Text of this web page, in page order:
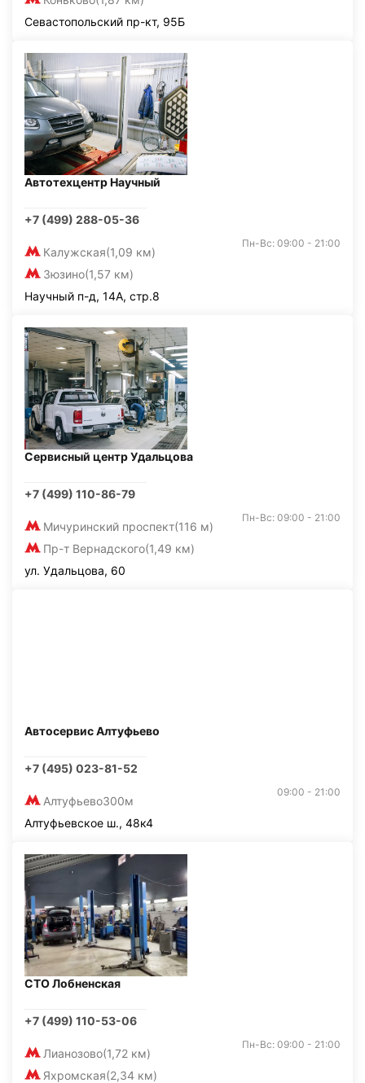
Севастопольский пр-кт, 95Б
Автотехцентр Научный
+7 (499) 288-05-36
Калужская(1,09 км)
Зюзино(1,57 км)
Пн-Вс: 09:00 - 21:00
Научный п-д, 14А, стр.8
Сервисный центр Удальцова
+7 (499) 110-86-79
Мичуринский проспект(116 м)
Пр-т Вернадского(1,49 км)
Пн-Вс: 09:00 - 21:00
ул. Удальцова, 60
Автосервис Алтуфьево
+7 (495) 023-81-52
Алтуфьево300м
09:00 - 21:00
Алтуфьевское ш., 48к4
СТО Лобненская
+7 (499) 110-53-06
Лианозово(1,72 км)
Яхромская(2,34 км)
Пн-Вс: 09:00 - 21:00